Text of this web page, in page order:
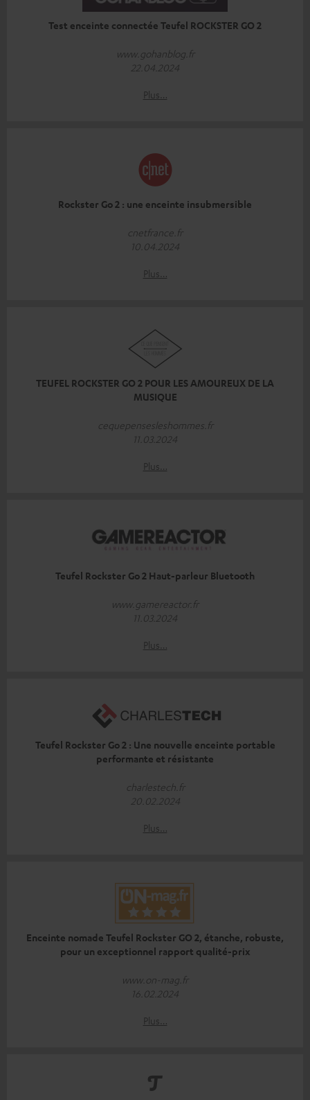
Test enceinte connectée Teufel ROCKSTER GO 2
www.gohanblog.fr
22.04.2024
Plus…
Rockster Go 2 : une enceinte insubmersible
cnetfrance.fr
10.04.2024
Plus…
TEUFEL ROCKSTER GO 2 POUR LES AMOUREUX DE LA
MUSIQUE
cequepensesleshommes.fr
11.03.2024
Plus…
Teufel Rockster Go 2 Haut-parleur Bluetooth
www.gamereactor.fr
11.03.2024
Plus…
Teufel Rockster Go 2 : Une nouvelle enceinte portable
performante et résistante
charlestech.fr
20.02.2024
Plus…
Enceinte nomade Teufel Rockster GO 2, étanche, robuste,
pour un exceptionnel rapport qualité-prix
www.on-mag.fr
16.02.2024
Plus…